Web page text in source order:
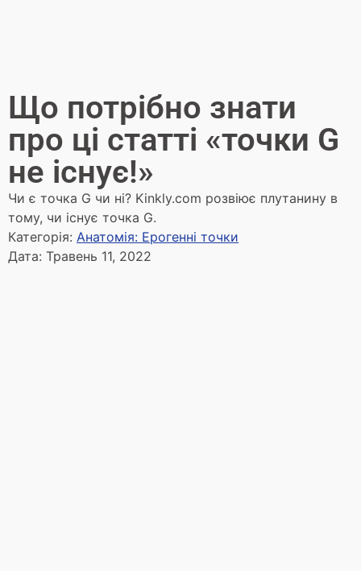
Що потрібно знати
про ці статті «точки G
не існує!»
Чи є точка G чи ні? Kinkly.com розвіює плутанину в
тому, чи існує точка G.
Категорія: Анатомія: Ерогенні точки
Дата: Травень 11, 2022